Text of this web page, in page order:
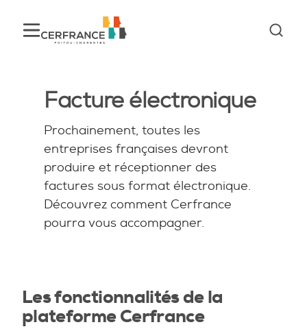
Facture électronique
Prochainement, toutes les
entreprises françaises devront
produire et réceptionner des
factures sous format électronique.
Découvrez comment Cerfrance
pourra vous accompagner.
Les fonctionnalités de la
plateforme Cerfrance